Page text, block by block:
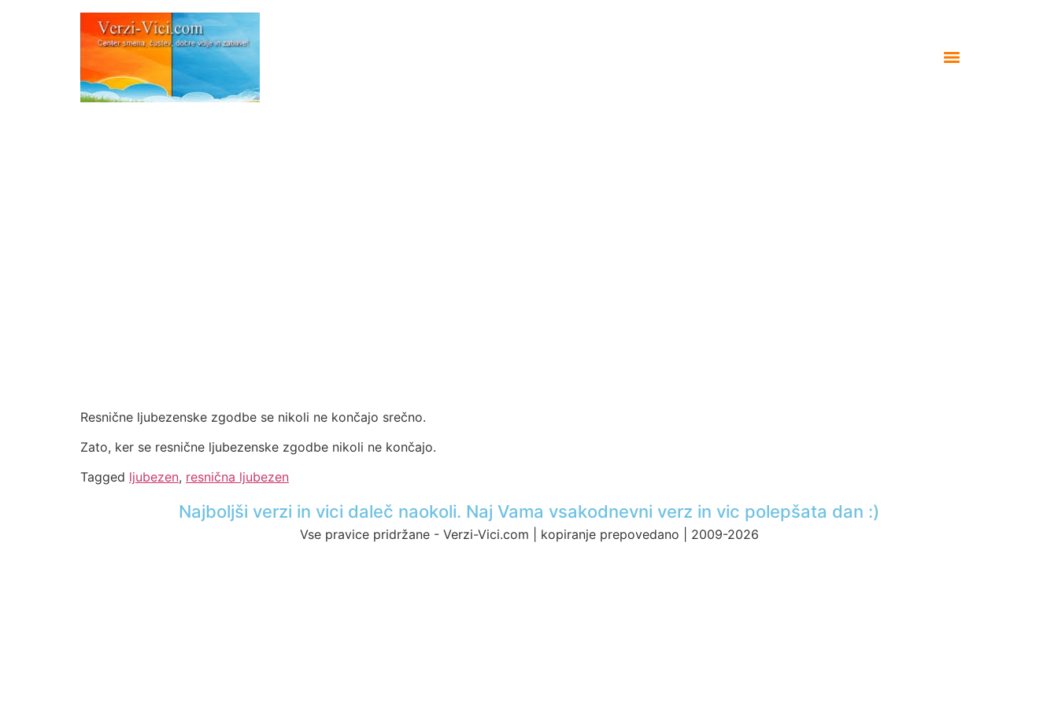
Resnične ljubezenske zgodbe se nikoli ne končajo srečno.
Zato, ker se resnične ljubezenske zgodbe nikoli ne končajo.
Tagged ljubezen, resnična ljubezen
Najboljši verzi in vici daleč naokoli. Naj Vama vsakodnevni verz in vic polepšata dan :)
Vse pravice pridržane - Verzi-Vici.com | kopiranje prepovedano | 2009-2026